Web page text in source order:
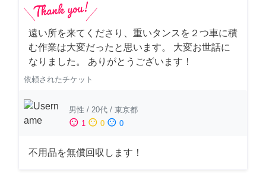
遠い所を来てくださり、重いタンスを２つ車に積
む作業は大変だったと思います。 大変お世話に
なりました。 ありがとうございます！
依頼されたチケット
男性 / 20代 / 東京都
sentiment_satisfied 1 sentiment_neutral 0 sentiment_dissatisfied 0
不用品を無償回収します！